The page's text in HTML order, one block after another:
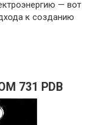
— вот
к созданию
731 PDB